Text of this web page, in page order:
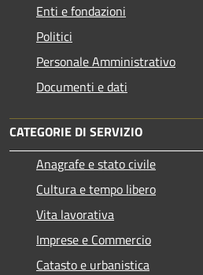
Enti e fondazioni
Politici
Personale Amministrativo
Documenti e dati
CATEGORIE DI SERVIZIO
Anagrafe e stato civile
Cultura e tempo libero
Vita lavorativa
Imprese e Commercio
Catasto e urbanistica